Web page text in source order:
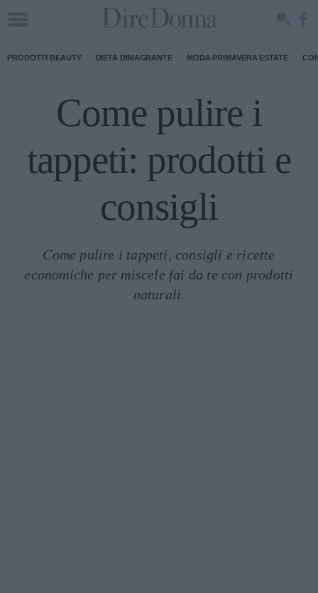
PRODOTTI BEAUTY DIETA DIMAGRANTE MODA PRIMAVERA ESTATE
Come pulire i
tappeti: prodotti e
consigli
Come pulire i tappeti, consigli e ricette
economiche per miscele fai da te con prodotti
naturali.